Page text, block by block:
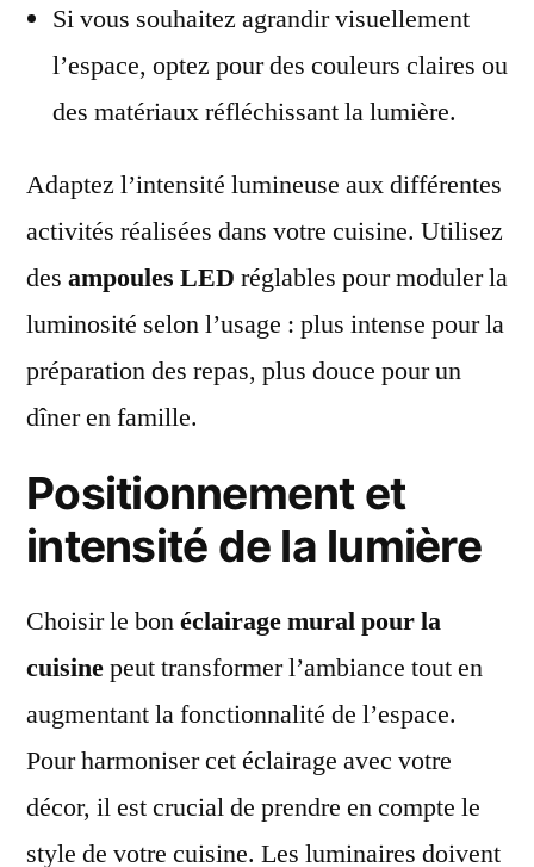
Si vous souhaitez agrandir visuellement
l’espace, optez pour des couleurs claires ou
des matériaux réfléchissant la lumière.
Adaptez l’intensité lumineuse aux différentes
activités réalisées dans votre cuisine. Utilisez
des ampoules LED réglables pour moduler la
luminosité selon l’usage : plus intense pour la
préparation des repas, plus douce pour un
dîner en famille.
Positionnement et
intensité de la lumière
Choisir le bonéclairage mural pour la
cuisinepeut transformer l’ambiance tout en
augmentant la fonctionnalité de l’espace.
Pour harmoniser cet éclairage avec votre
décor, il est crucial de prendre en compte le
style de votre cuisine. Les luminaires doivent